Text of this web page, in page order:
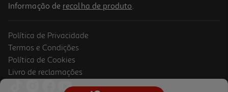
-10%
Livro O Mandarim De Eça De Queirós
Informação de recolha de produto.
Política de Privacidade
Termos e Condições
Política de Cookies
Livro de reclamações